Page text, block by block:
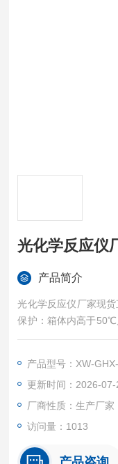
光化学反应仪
产品简介
光化学反应仪厂家现
保护：箱体内高于50℃
供汞灯、氙灯、金卤
0W控制器可选）★氙
节。★金卤灯功率调节
循环装置制冷量：＞
产品型号：XW-
更新时间：2026-07-
厂商性质：生产厂家
访问量：1013